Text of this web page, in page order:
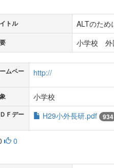
トル ALTのため
小学校
ムペー
http://
小学校
Ｆデー
H29小外長研.pdf 934
0